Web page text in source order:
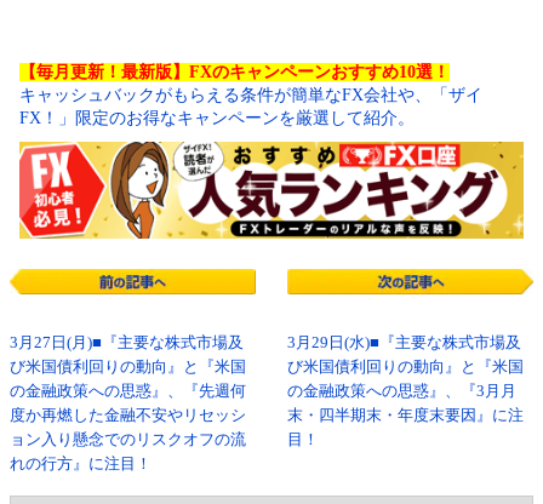
【毎月更新！最新版】FXのキャンペーンおすすめ10選！
キャッシュバックがもらえる条件が簡単なFX会社や、「ザイ
FX！」限定のお得なキャンペーンを厳選して紹介。
3月27日(月)■『主要な株式市場及
び米国債利回りの動向』と『米国
の金融政策への思惑』、『先週何
度か再燃した金融不安やリセッシ
ョン入り懸念でのリスクオフの流
れの行方』に注目！
3月29日(水)■『主要な株式市場及
び米国債利回りの動向』と『米国
の金融政策への思惑』、『3月月
末・四半期末・年度末要因』に注
目！